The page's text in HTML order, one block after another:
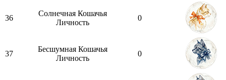
36
Солнечная Кошачья
Личность
0
37
Бесшумная Кошачья
Личность
0